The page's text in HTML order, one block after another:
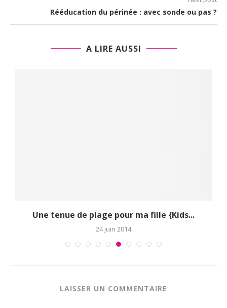
Rééducation du périnée : avec sonde ou pas ?
A LIRE AUSSI
Une tenue de plage pour ma fille {Kids...
24 juin 2014
LAISSER UN COMMENTAIRE